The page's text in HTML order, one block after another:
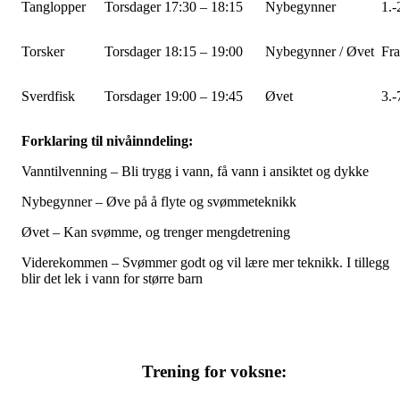
Tanglopper Torsdager 17:30 – 18:15 Nybegynner 1.-
Torsker Torsdager 18:15 – 19:00 Nybegynner / Øvet
Sverdfisk Torsdager 19:00 – 19:45 Øvet 3.-
Forklaring til nivåinndeling:
Vanntilvenning – Bli trygg i vann, få vann i ansiktet og dykke
Nybegynner – Øve på å flyte og svømmeteknikk
Øvet – Kan svømme, og trenger mengdetrening
Viderekommen – Svømmer godt og vil lære mer teknikk. I tillegg
blir det lek i vann for større barn
Trening for voksne: